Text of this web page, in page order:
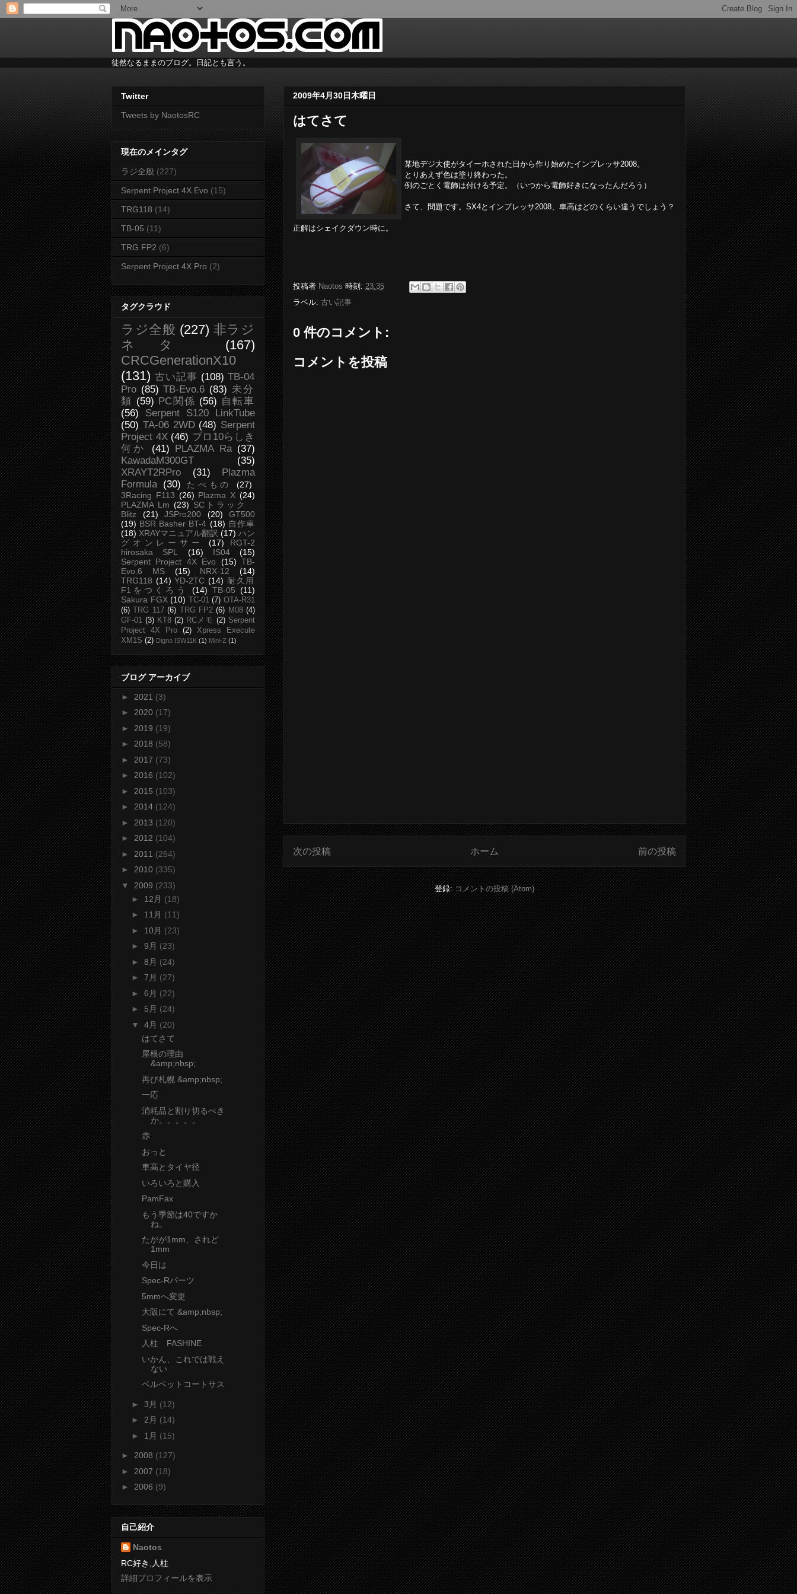
徒然なるままのブログ。日記とも言う。
2009年4月30日木曜日
はてさて
某地デジ大使がタイーホされた日から作り始めたインプレッサ2008。
とりあえず色は塗り終わった。
例のごとく電飾は付ける予定。（いつから電飾好きになったんだろう）
さて、問題です。SX4とインプレッサ2008、車高はどのくらい違うでしょう？
正解はシェイクダウン時に。
投稿者 Naotos 時刻: 23:35
ラベル: 古い記事
0 件のコメント:
コメントを投稿
次の投稿 前の投稿
ホーム
登録:コメントの投稿 (Atom)
Twitter
Tweets by NaotosRC
現在のメインタグ
ラジ全般 (227)
Serpent Project 4X Evo (15)
TRG118 (14)
TB-05 (11)
TRG FP2 (6)
Serpent Project 4X Pro (2)
タグクラウド
ラジ全般 (227) 非ラジ
ネタ
(167)
CRCGenerationX10
(131) 古い記事 (108) TB-04
Pro (85) TB-Evo.6 (83) 未分
類
(59) PC関係 (56) 自転車
(56)
Serpent S120 LinkTube
(50) TA-06 2WD (48) Serpent
Project 4X (46) プロ10らしき
何か
(41) PLAZMA Ra (37)
KawadaM300GT
(35)
XRAYT2RPro
(31)
Plazma
Formula (30) たべもの
(27)
3Racing F113 (26) Plazma X (24)
PLAZMA Lm (23) SCトラック
Blitz
(21) JSPro200 (20)
GT500
(19) BSR Basher BT-4 (18) 自作車
(18) XRAYマニュアル翻訳 (17) ハン
グオンレーサー
(17)
RGT-2
hirosaka SPL
(16) IS04
(15)
Serpent Project 4X Evo
(15) TB-
Evo.6 MS
(15) NRX-12
(14)
TRG118 (14) YD-2TC (14) 耐久用
F1をつくろう
(14) TB-05 (11)
Sakura FGX (10) TC-01 (7) OTA-R31
(6)
TRG 117 (6) TRG FP2 (6) M08 (4)
GF-01 (3) KT8 (2) RCメモ (2) Serpent
Project 4X Pro
(2)
Xpress Execute
XM1S (2) Digno ISW11K (1) Mini-Z (1)
ブログ アーカイブ
► 2021 (3)
► 2020 (17)
► 2019 (19)
► 2018 (58)
► 2017 (73)
► 2016 (102)
► 2015 (103)
► 2014 (124)
► 2013 (120)
► 2012 (104)
► 2011 (254)
► 2010 (335)
▼ 2009 (233)
► 12月 (18)
► 11月 (11)
► 10月 (23)
► 9月 (23)
► 8月 (24)
► 7月 (27)
► 6月 (22)
► 5月 (24)
▼ 4月 (20)
はてさて
屋根の理由
&amp;nbsp;
再び札幌 &amp;nbsp;
一応
消耗品と割り切るべき
か。。。。。
赤
おっと
車高とタイヤ径
いろいろと購入
PamFax
もう季節は40ですか
ね。
たがが1mm、されど
1mm
今日は
Spec-Rパーツ
5mmへ変更
大阪にて &amp;nbsp;
Spec-Rへ
人柱 FASHINE
いかん、これでは戦え
ない
ベルベットコートサス
► 3月 (12)
► 2月 (14)
► 1月 (15)
► 2008 (127)
► 2007 (18)
► 2006 (9)
自己紹介
Naotos
RC好き,人柱
詳細プロフィールを表示